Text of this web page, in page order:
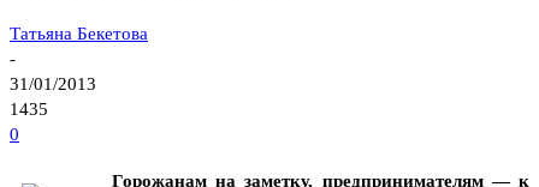
Татьяна Бекетова
-
31/01/2013
1435
0
Горожанам на заметку, предпринимателям — к